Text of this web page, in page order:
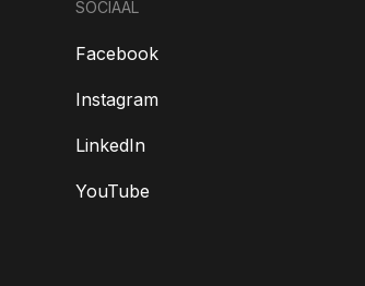
SOCIAAL
Facebook
Instagram
LinkedIn
YouTube